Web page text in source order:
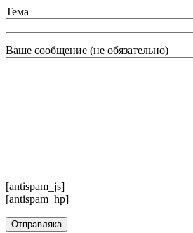
Тема
Ваше сообщение (не обязательно)
[antispam_js]
[antispam_hp]